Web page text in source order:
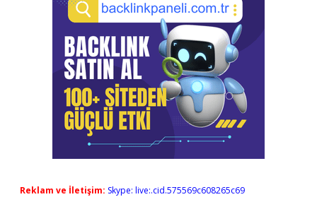
Reklam ve İletişim: Skype: live:.cid.575569c608265c69